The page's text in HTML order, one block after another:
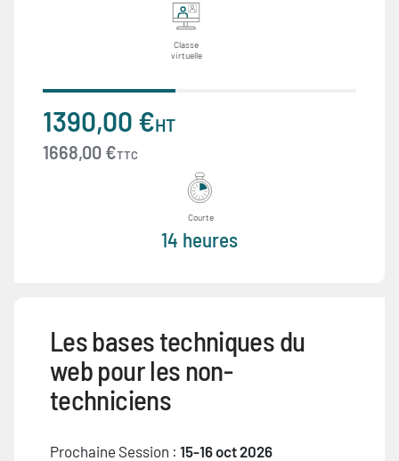
Classe
virtuelle
1390,00 €HT
1668,00 €TTC
Courte
14 heures
Les bases techniques du
web pour les non-
techniciens
Prochaine Session : 15-16 oct 2026